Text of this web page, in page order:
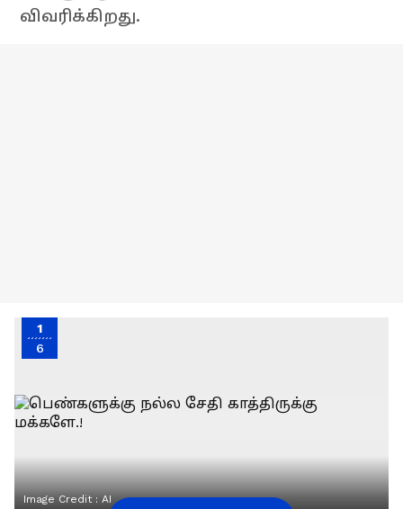
விவரிக்கிறது.
1
6
Image Credit : AI